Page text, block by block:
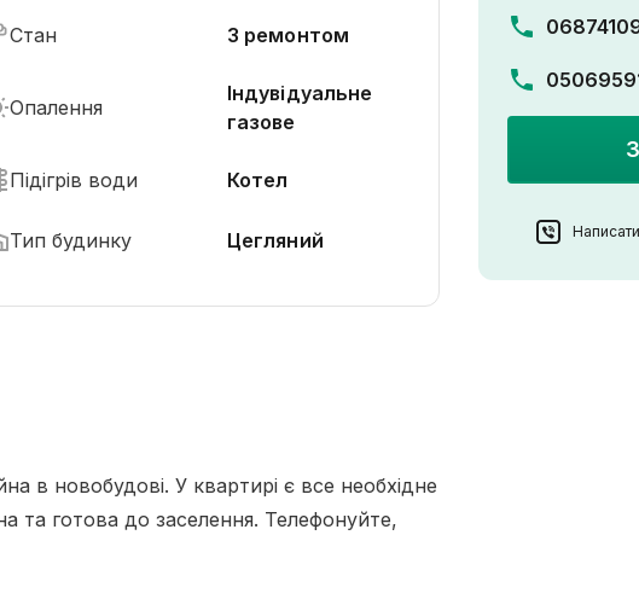
Стан З ремонтом
Опалення
Індувідуальне
газове
Підігрів води Котел
Тип будинку Цегляний
в новобудові. У квартирі є все необхідне
та готова до заселення. Телефонуйте,